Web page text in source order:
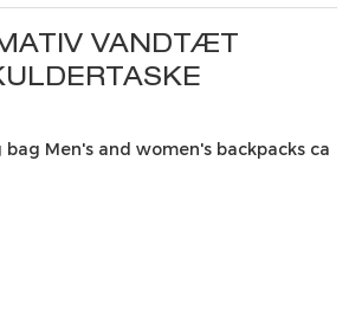
VANDTÆT